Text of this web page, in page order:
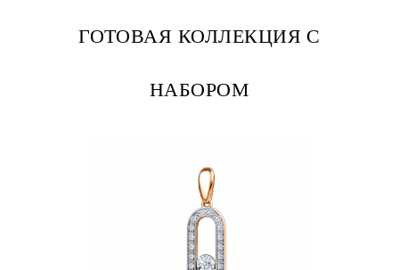
ГОТОВАЯ КОЛЛЕКЦИЯ С
НАБОРОМ